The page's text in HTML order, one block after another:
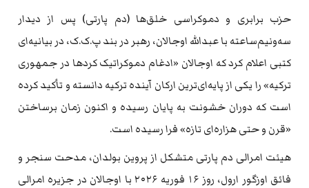
حزب برابری و دموکراسی خلق‌ها (دم پارتی) پس از دیدار
سه‌ونیم‌ساعته با عبدالله اوجالان، رهبر در بند پ.ک.ک، در بیانیه‌ای
کتبی اعلام کرد که اوجالان «ادغام دموکراتیک کردها در جمهوری
ترکیه» را یکی از پایه‌ای‌ترین ارکان آینده ترکیه دانسته و تأکید کرده
است که دوران خشونت به پایان رسیده و اکنون زمان برساختن
«قرن و حتی هزاره‌ای تازه» فرا رسیده است.
هیئت امرالی دم پارتی متشکل از پروین بولدان، مدحت سنجر و
فائق اوزگور ارول، روز ۱۶ فوریه ۲۰۲۶ با اوجالان در جزیره امرالی